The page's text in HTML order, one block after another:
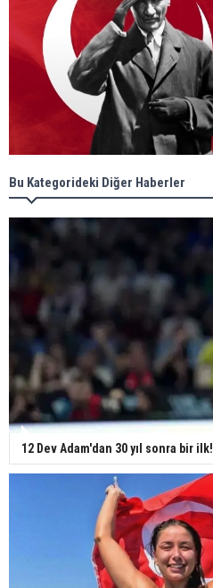
Bu Kategorideki Diğer Haberler
12 Dev Adam'dan 30 yıl sonra bir ilk!